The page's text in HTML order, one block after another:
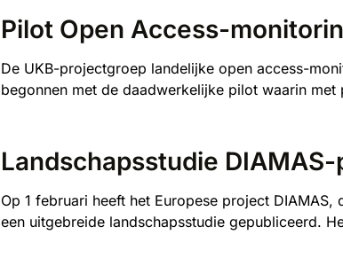
Pilot Open Access-
De UKB-projectgroep landelijke open access-
begonnen met de daadwerkelijke pilot waarin
Landschapsstudie
Op 1 februari heeft het Europese project
een uitgebreide landschapsstudie gepubliceerd.